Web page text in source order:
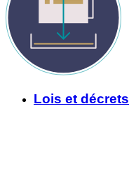
Lois et décrets